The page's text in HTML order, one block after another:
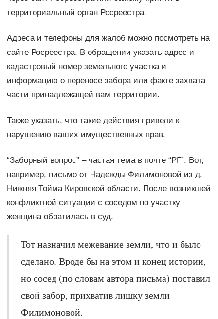
территориальный орган Росреестра.
Адреса и телефоны для жалоб можно посмотреть на
сайте Росреестра. В обращении указать адрес и
кадастровый номер земельного участка и
информацию о переносе забора или факте захвата
части принадлежащей вам территории.
Также указать, что такие действия привели к
нарушению ваших имущественных прав.
“Заборный вопрос” – частая тема в почте “РГ”. Вот,
например, письмо от Надежды Филимоновой из д.
Нижняя Тойма Кировской области. После возникшей
конфликтной ситуации с соседом по участку
женщина обратилась в суд.
Тот назначил межевание земли, что и было
сделано. Вроде бы на этом и конец истории,
но сосед (по словам автора письма) поставил
свой забор, прихватив лишку земли
Филимоновой.